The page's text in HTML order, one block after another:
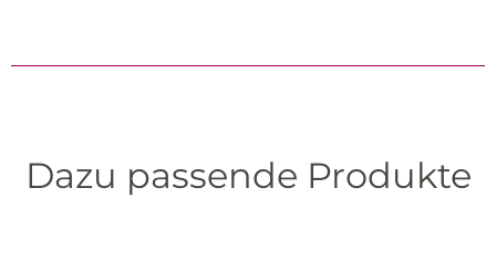
Dazu passende Produkte